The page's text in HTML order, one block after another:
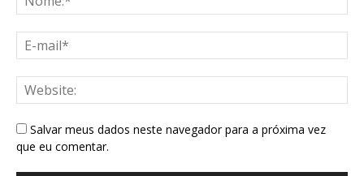
Salvar meus dados neste navegador para a próxima vez
que eu comentar.